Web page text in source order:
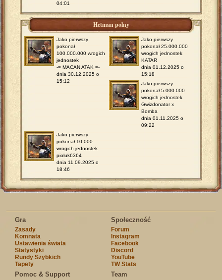
04:01
Hetman polny
Jako pierwszy
pokonał
100.000.000 wrogich
jednostek
-= MACAN ATAK =-
dnia 30.12.2025 o
15:12
Jako pierwszy
pokonał 25.000.000
wrogich jednostek
KATAR
dnia 01.12.2025 o
15:18
Jako pierwszy
pokonał 5.000.000
wrogich jednostek
Gwizdonator x
Bomba
dnia 01.11.2025 o
09:22
Jako pierwszy
pokonał 10.000
wrogich jednostek
pioluk6364
dnia 11.09.2025 o
18:46
Gra
Zasady
Komnata
Ustawienia świata
Statystyki
Rundy Szybkich
Tapety
Społeczność
Forum
Instagram
Facebook
Discord
YouTube
TW Stats
Pomoc & Support Team